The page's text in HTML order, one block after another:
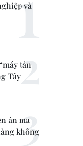
và
tán
Tây
án ma
không